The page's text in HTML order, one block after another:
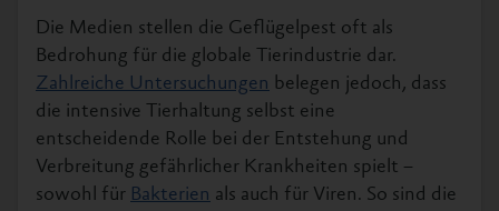
Die Medien stellen die Geflügelpest oft als
Bedrohung für die globale Tierindustrie dar.
Zahlreiche Untersuchungen belegen jedoch, dass
die intensive Tierhaltung selbst eine
entscheidende Rolle bei der Entstehung und
Verbreitung gefährlicher Krankheiten spielt –
sowohl für Bakterien als auch für Viren. So sind die